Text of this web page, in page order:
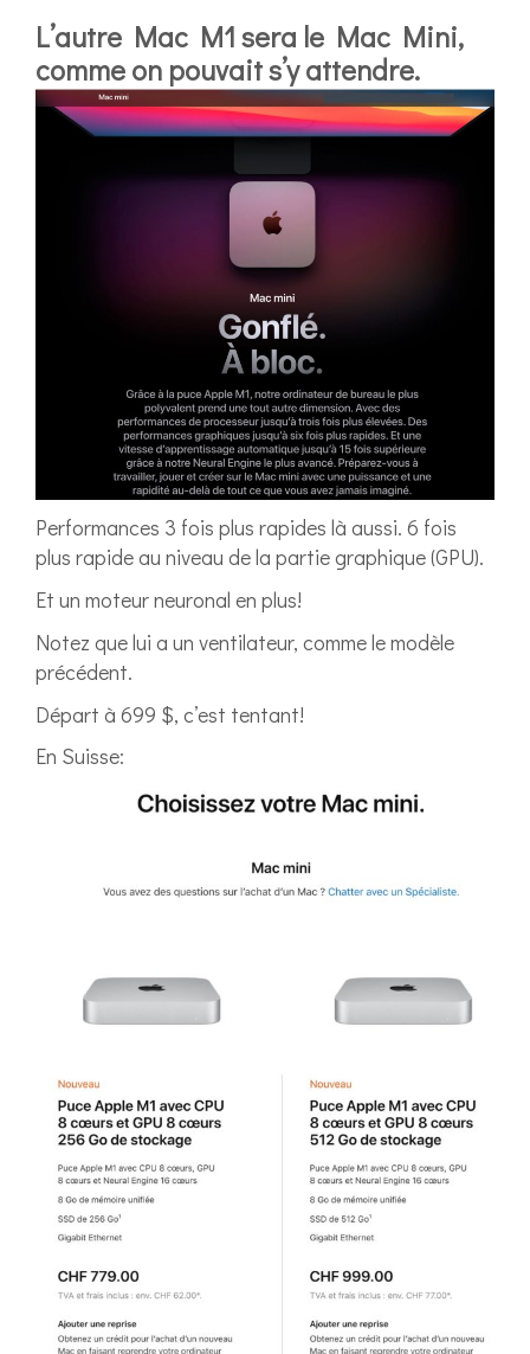
L’autre Mac M1 sera le Mac Mini,
comme on pouvait s’y attendre.
Performances 3 fois plus rapides là aussi. 6 fois
plus rapide au niveau de la partie graphique (GPU).
Et un moteur neuronal en plus!
Notez que lui a un ventilateur, comme le modèle
précédent.
Départ à 699 $, c’est tentant!
En Suisse: